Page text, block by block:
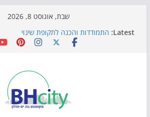
שבת, אוגוסט 8, 2026
Latest: התמודדות והכנה לתקופת שינוי
אי ההרפתקאות ממשיך לכבוש את
כדורגל באווירה מיוחדת: הקרנת גמר
הקיץ של בני הנוער בבת־ים: חוף
בטוח בשעות הערב